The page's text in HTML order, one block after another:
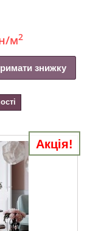
/м2
знижку
Акція!